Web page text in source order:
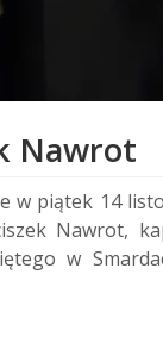
Nawrot
w piątek 14
Nawrot,
w